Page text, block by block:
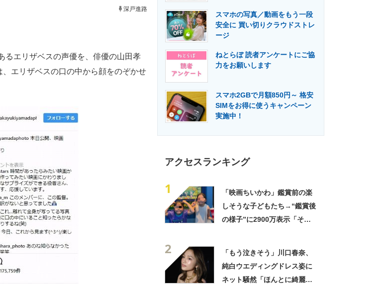
エネルギーの専門メディア 建設×テクノロジーの最前線
深戸進路
エリザベスの声優を、俳優の山田孝
エリザベスの口の中から顔をのぞかせ
スマホの写真／動画をもう一段
安全に 買い切りクラウドストレ
ージ
ねとらぼ 読者アンケートにご協
力をお願いします
スマホ2GBで月額850円～ 格安
SIMをお得に使うキャンペーン
実施中！
アクセスランキング
1
「映画ちいかわ」鑑賞前の楽
しそうな子どもたち→“鑑賞後
の様子”に2900万表示「そう
2
「もう泣きそう」川口春奈、
純白ウエディングドレス姿に
ネット騒然「ほんとに綺麗」